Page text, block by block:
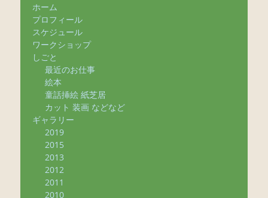
ホーム
プロフィール
スケジュール
ワークショップ
しごと
最近のお仕事
絵本
童話挿絵 紙芝居
カット 装画 などなど
ギャラリー
2019
2015
2013
2012
2011
2010